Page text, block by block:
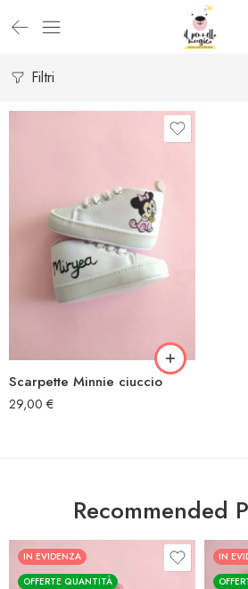
Filtri
Scarpette Minnie ciuccio
29,00 €
Recommended
IN EVIDENZA
OFFERTE QUANTITÀ
IN